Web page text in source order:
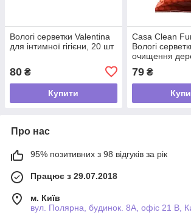
Вологі серветки Valentina
для інтимної гігієни, 20 шт
80 ₴
Купити
Casa Clean
Вологі
очищення
поверхонь та
шт
79₴
Про нас
95% позитивних з 98 відгуків за рік
Працює з 29.07.2018
м. Київ
вул. Полярна, будинок. 8А, офіс 21 В,